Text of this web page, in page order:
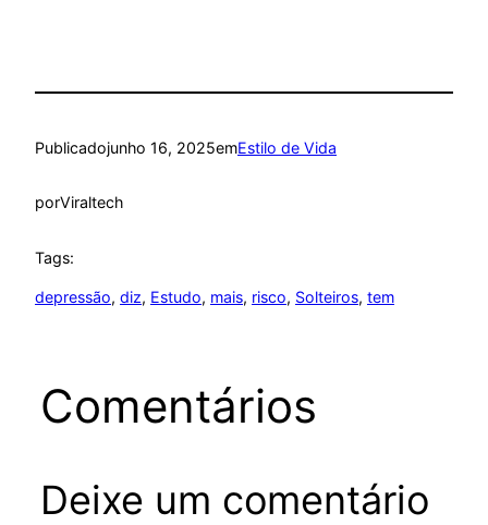
Publicadojunho 16, 2025emEstilo de Vida
porViraltech
Tags:
depressão, diz, Estudo, mais, risco, Solteiros, tem
Comentários
Deixe um comentário